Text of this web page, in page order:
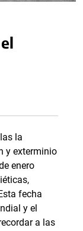
la
y exterminio
enero
fecha
y el
a las